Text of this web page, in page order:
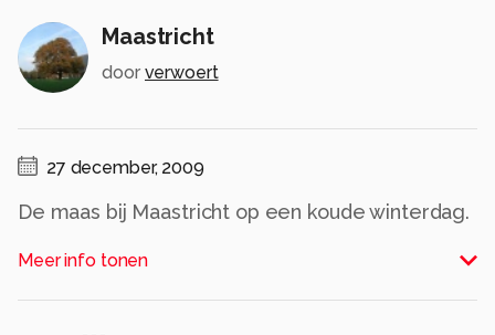
Maastricht
door verwoert
27 december, 2009
De maas bij Maastricht op een koude winterdag.
Alle rechten voorbehouden
Meer info tonen